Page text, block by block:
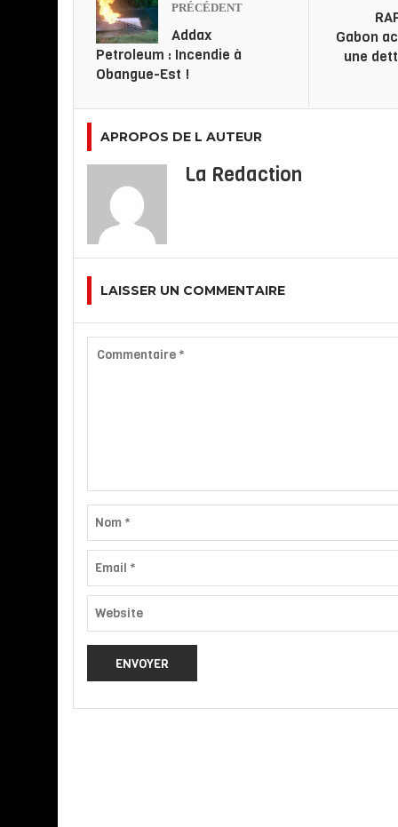
PRÉCÉDENT
Addax
Petroleum : Incendie à
Obangue-Est !
Gabon
une
APROPOS DE L AUTEUR
La Redaction
LAISSER UN COMMENTAIRE